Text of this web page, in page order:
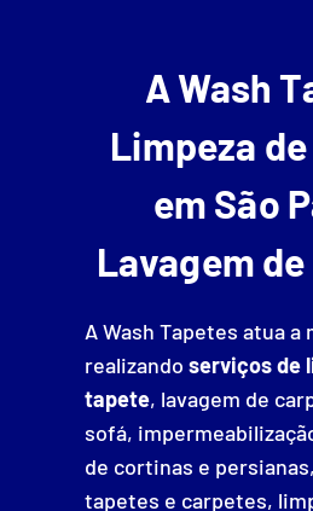
A Wash
Limpeza
em São
Lavagem
A Wash Tapetes atua a
realizando serviços de
tapete, lavagem de
sofá,
de cortinas e
tapetes e carpetes,